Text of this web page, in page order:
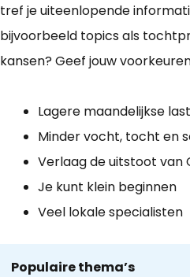
tref je uiteenlopende
bijvoorbeeld topics als
kansen? Geef jouw
Lagere maandelijkse
Minder vocht, tocht en
Verlaag de uitstoot van
Je kunt klein beginnen
Veel lokale specialisten
Populaire thema’s